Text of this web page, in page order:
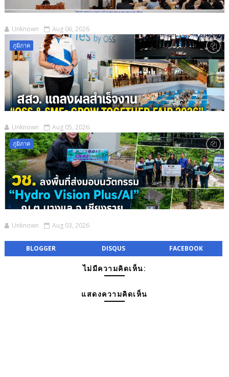
Unknown Aug 06, 2026
ภูมิภาค
Unknown Aug 05, 2026
ภูมิภาค
Unknown Aug 03, 2026
BLOGGER DISQUS FACEBOOK
ไม่มีความคิดเห็น:
แสดงความคิดเห็น